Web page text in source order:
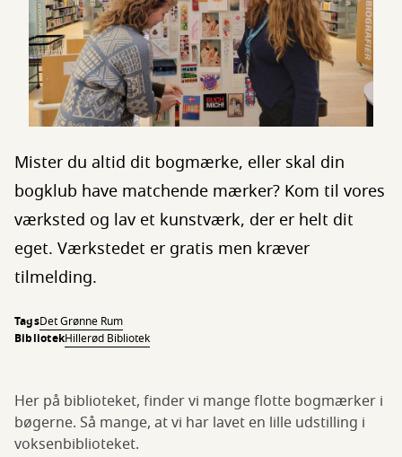
Mister du altid dit bogmærke, eller skal din
bogklub have matchende mærker? Kom til vores
værksted og lav et kunstværk, der er helt dit
eget. Værkstedet er gratis men kræver
tilmelding.
TagsDet Grønne Rum
BibliotekHillerød Bibliotek
Her på biblioteket, finder vi mange flotte bogmærker i
bøgerne. Så mange, at vi har lavet en lille udstilling i
voksenbiblioteket.